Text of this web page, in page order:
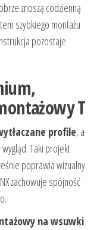
znoszą codzienną
szybkiego montażu
pozostaje
T
profile, a
wygląd. Taki projekt
poprawia wizualny
zachowuje spójność
na wsuwki